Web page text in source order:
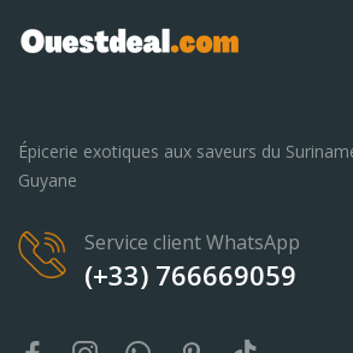
Épicerie exotiques aux saveurs du
Guyane
Service client WhatsApp
(+33) 766669059